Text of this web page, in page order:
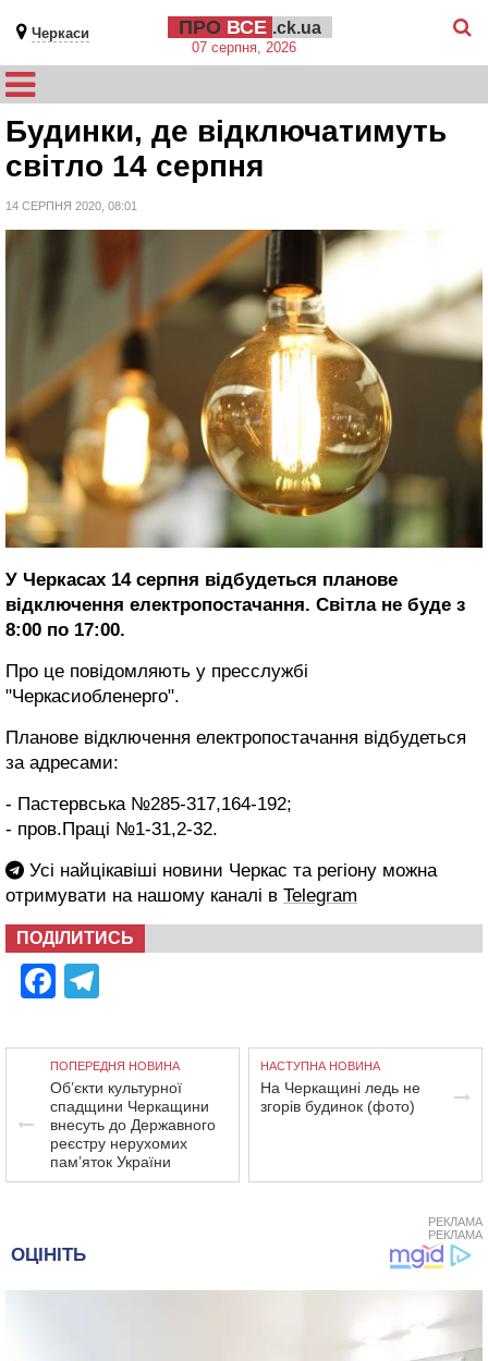
Черкаси ПРО ВСЕ .ck.ua
07 серпня, 2026
Будинки, де відключатимуть
світло 14 серпня
14 СЕРПНЯ 2020, 08:01
У Черкасах 14 серпня відбудеться планове
відключення електропостачання. Світла не буде з
8:00 по 17:00.
Про це повідомляють у пресслужбі
"Черкасиобленерго".
Планове відключення електропостачання відбудеться
за адресами:
- Пастервська №285-317,164-192;
- пров.Праці №1-31,2-32.
Усі найцікавіші новини Черкас та регіону можна
отримувати на нашому каналі в Telegram
ПОДІЛИТИСЬ
Facebook
ПОПЕРЕДНЯ НОВИНА
Об’єкти культурної
спадщини Черкащини
внесуть до Державного
реєстру нерухомих
пам’яток України
НАСТУПНА НОВИНА
На Черкащині ледь не
згорів будинок (фото)
РЕКЛАМА
РЕКЛАМА